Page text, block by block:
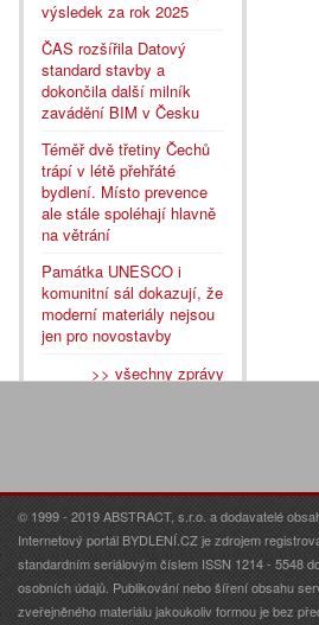
výsledek za rok 2025
ČAS rozšířila Datový
standard stavby a
dokončila další milník
zavádění BIM v Česku
Téměř dvě třetiny Čechů
trápí v létě přehřáté
bydlení. Místo prevence
ale stále spoléhají hlavně
na větrání
Památka UNESCO i
komunitní sál dokazují, že
moderní materiály nejsou
jen pro novostavby
>> všechny zprávy
© 1999 - 2019 ABSTRACT, s.r.o. a dodavatelé
Internetový portál BYDLENÍ.CZ je zdrojem
standardním seriálovým číslem ISSN 1214 - 5548
osobních údajů. Publikování nebo šíření obsahu
zveřejněného materiálu jakoukoliv formou je bez